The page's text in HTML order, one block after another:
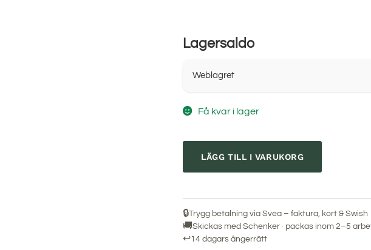
Lagersaldo
Weblagret
Få kvar i lager
LÄGG TILL I VARUKORG
🔒Trygg betalning via Svea – faktura, kort & Swish
🚚Skickas med Schenker · packas inom 2–5
↩14 dagars ångerrätt